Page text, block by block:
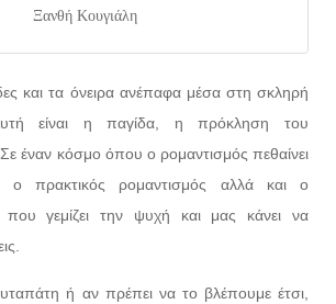
Ξανθή Κουγιάλη
και τα όνειρα ανέπαφα μέσα στη σκληρή
είναι η παγίδα, η πρόκληση του
έναν κόσμο όπου ο ρομαντισμός πεθαίνει
πρακτικός ρομαντισμός αλλά και ο
που γεμίζει την ψυχή και μας κάνει να
ή αν πρέπει να το βλέπουμε έτσι,